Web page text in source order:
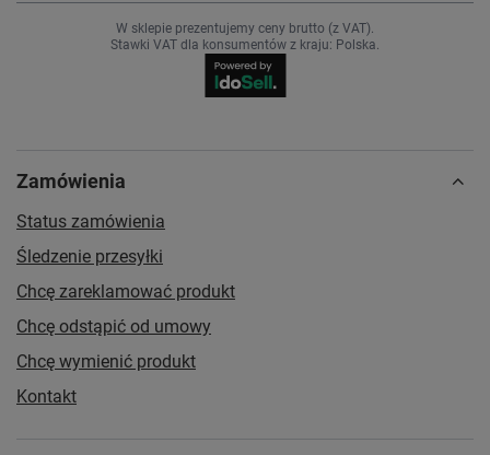
W sklepie prezentujemy ceny brutto (z VAT).
Stawki VAT dla konsumentów z kraju: Polska.
Zamówienia
Status zamówienia
Śledzenie przesyłki
Chcę zareklamować produkt
Chcę odstąpić od umowy
Chcę wymienić produkt
Kontakt